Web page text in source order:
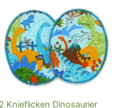
2 Knieflicken Dinosaurier